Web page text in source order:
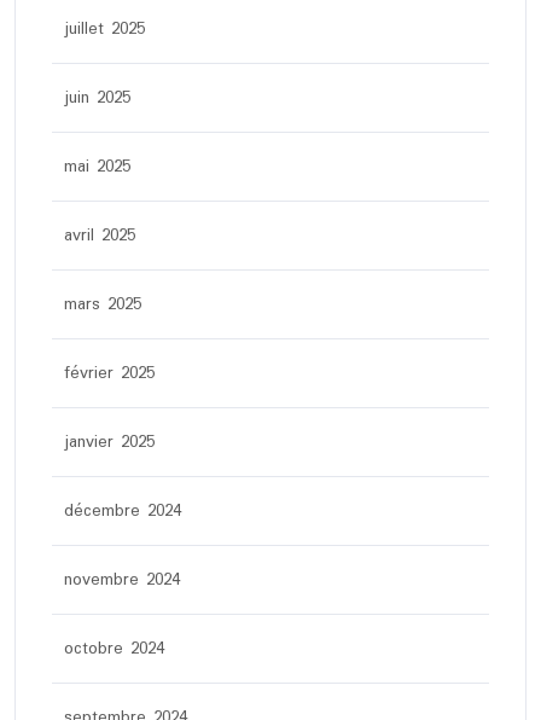
juillet 2025
juin 2025
mai 2025
avril 2025
mars 2025
février 2025
janvier 2025
décembre 2024
novembre 2024
octobre 2024